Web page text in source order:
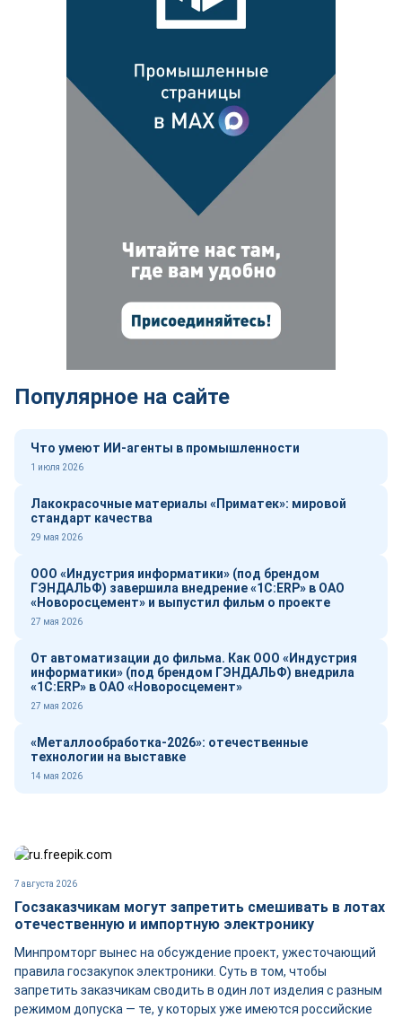
Популярное на сайте
Что умеют ИИ-агенты в промышленности
1 июля 2026
Лакокрасочные материалы «Приматек»: мировой
стандарт качества
29 мая 2026
ООО «Индустрия информатики» (под брендом
ГЭНДАЛЬФ) завершила внедрение «1С:ERP» в ОАО
«Новоросцемент» и выпустил фильм о проекте
27 мая 2026
От автоматизации до фильма. Как ООО «Индустрия
информатики» (под брендом ГЭНДАЛЬФ) внедрила
«1С:ERP» в ОАО «Новоросцемент»
27 мая 2026
«Металлообработка-2026»: отечественные
технологии на выставке
14 мая 2026
7 августа 2026
Госзаказчикам могут запретить смешивать в лотах
отечественную и импортную электронику
Минпромторг вынес на обсуждение проект, ужесточающий
правила госзакупок электроники. Суть в том, чтобы
запретить заказчикам сводить в один лот изделия с разным
режимом допуска — те, у которых уже имеются российские